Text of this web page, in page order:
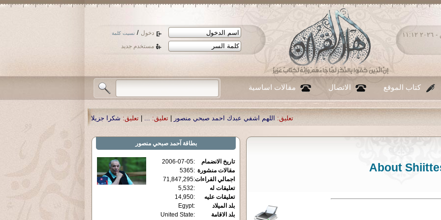
دخول / نسيت كلمة
مستخدم جديد
السبت ٠٨ - أغسطس - ٢٠٢٦ ١١:١٢
كتاب الموقع الاتصال مقالات اساسية
اللهم اشفي عبدك احمد صبحي منصور تعليق: ...
|تعليق: شكرا جزيلا أستاذ حمد الحمد .أكرمكم الله .
About
بطاقة آحمد صبحي منصور
تاريخ الانضمام :
2006-07-05
مقالات منشورة :
5365
اجمالي القراءات:
71,847,295
تعليقات له
:
5,532
تعليقات عليه
:
14,950
بلد الميلاد
:
Egypt
بلد الاقامة
:
United State